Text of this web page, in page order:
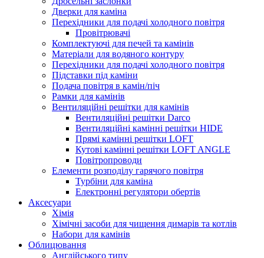
Дверки для каміна
Перехідники для подачі холодного повітря
Провітрювачі
Комплектуючі для печей та камінів
Матеріали для водяного контуру
Перехідники для подачі холодного повітря
Підставки під каміни
Подача повітря в камін/піч
Рамки для камінів
Вентиляційні решітки для камінів
Вентиляційні решітки Darco
Вентиляційні камінні решітки HIDE
Прямі камінні решітки LOFT
Кутові камінні решітки LOFT ANGLE
Повітропроводи
Елементи розподілу гарячого повітря
Турбіни для каміна
Електронні регулятори обертів
Аксесуари
Хімія
Хімічні засоби для чищення димарів та котлів
Набори для камінів
Облицювання
Англійського типу